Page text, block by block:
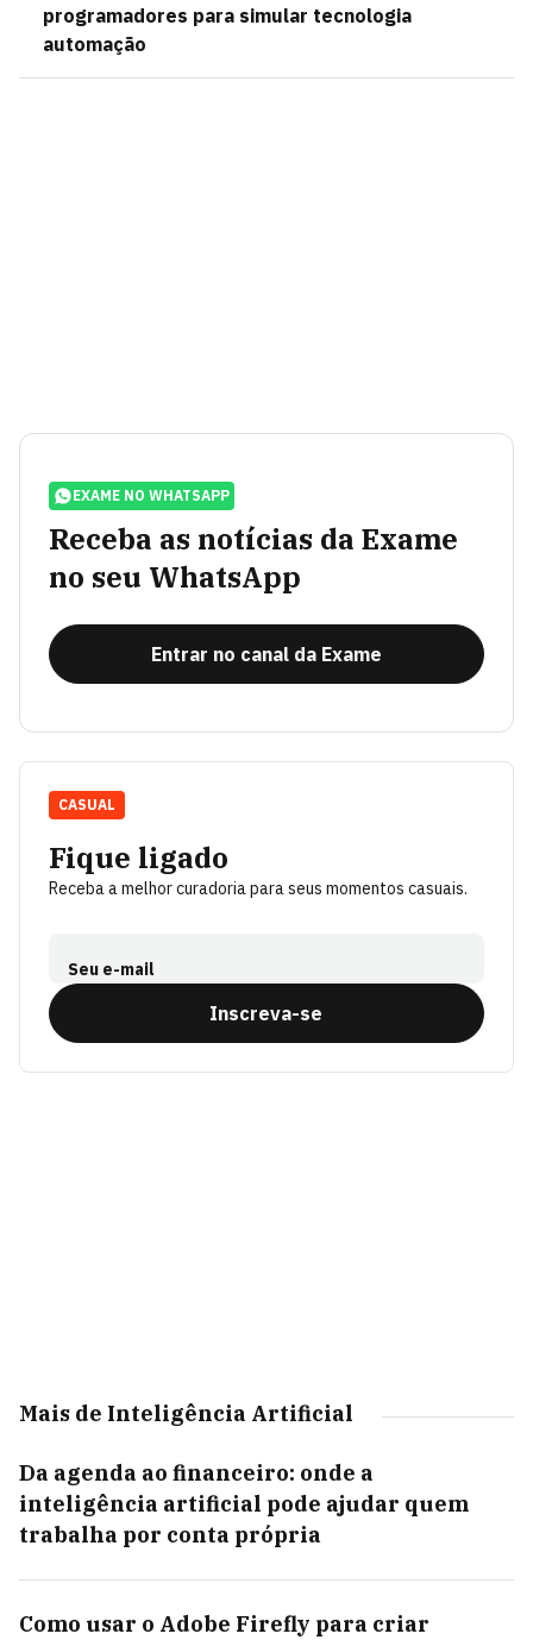
programadores para simular tecnologia
automação
EXAME NO WHATSAPP
Receba as notícias da Exame
no seu WhatsApp
Entrar no canal da Exame
Fique ligado
Receba a melhor curadoria para seus momentos casuais.
Seu e-mail
Inscreva-se
CASUAL
Mais de Inteligência Artificial
Da agenda ao financeiro: onde a
inteligência artificial pode ajudar quem
trabalha por conta própria
Como usar o Adobe Firefly para criar